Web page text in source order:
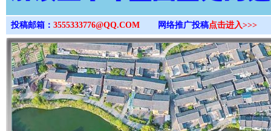
投稿邮箱： 3555333776@QQ.COM 网络推广投稿点击进入>>>